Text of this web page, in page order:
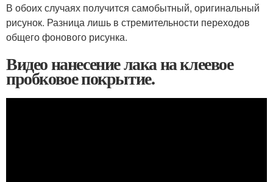
В обоих случаях получится самобытный, оригинальный
рисунок. Разница лишь в стремительности переходов
общего фонового рисунка.
Видео нанесение лака на клеевое
пробковое покрытие.